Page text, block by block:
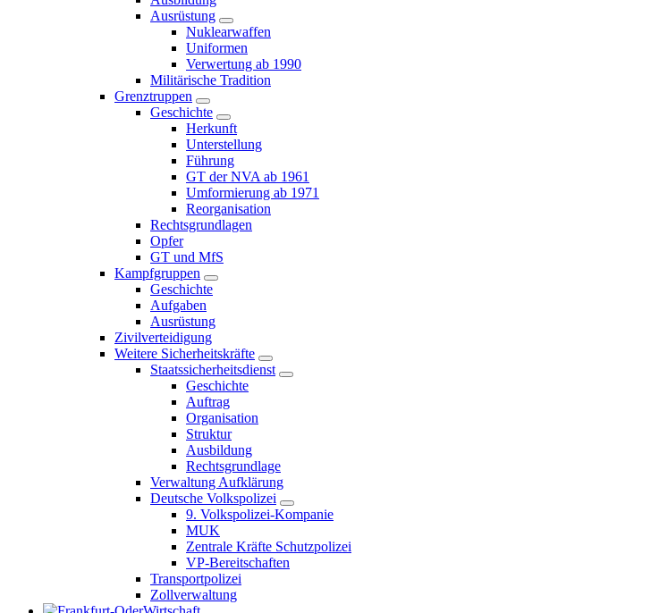
Ausrüstung
Nuklearwaffen
Uniformen
Verwertung ab 1990
Militärische Tradition
Grenztruppen
Geschichte
Herkunft
Unterstellung
Führung
GT der NVA ab 1961
Umformierung ab 1971
Reorganisation
Rechtsgrundlagen
Opfer
GT und MfS
Kampfgruppen
Geschichte
Aufgaben
Ausrüstung
Zivilverteidigung
Weitere Sicherheitskräfte
Staatssicherheitsdienst
Geschichte
Auftrag
Organisation
Struktur
Ausbildung
Rechtsgrundlage
Verwaltung Aufklärung
Deutsche Volkspolizei
9. Volkspolizei-Kompanie
MUK
Zentrale Kräfte Schutzpolizei
VP-Bereitschaften
Transportpolizei
Zollverwaltung